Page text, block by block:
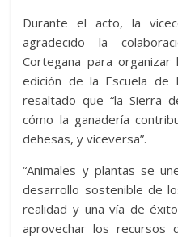
Durante el acto, la
agradecido la
Cortegana para
edición de la Escuela de
resaltado que “la Sierra
cómo la ganadería
dehesas, y viceversa”.
“Animales y plantas se
desarrollo sostenible de
realidad y una vía de
aprovechar los recursos